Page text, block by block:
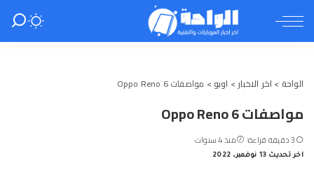
الواحة > اخر الاخبار > اوبو > مواصفات Oppo Reno 6
مواصفات Oppo Reno 6
3 دقيقة قراءة منذ 4 سنوات
اخر تحديث 13 نوفمبر، 2022